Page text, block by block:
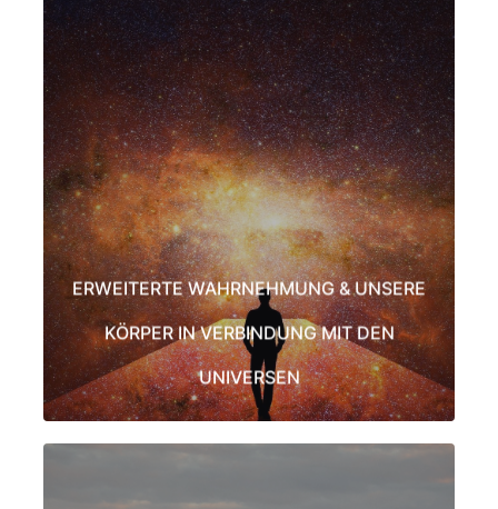
ERWEITERTE WAHRNEHMUNG & UNSERE
KÖRPER IN VERBINDUNG MIT DEN
UNIVERSEN
ERWEITERTE WAHRNEHMUNG &
VERBINDUNG MIT DEN UNIVERSEN
Fühl’ dich nicht einsam, das gesamte Universum ist in dir!” ~
Rumi Weise Meister lehren uns, dass unsere menschliche Form
in Materie und den Universen eine Persönlichkeit formt. Sie
lehren, dass wir mit unseren Körpern auch in anderen
Dimensionen und Universen anwesend sind.
LEARN MORE